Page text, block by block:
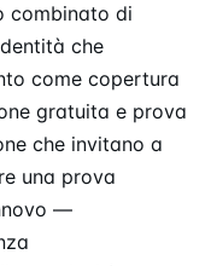
combinato di
che
come copertura
gratuita e prova
che invitano a
una prova
—